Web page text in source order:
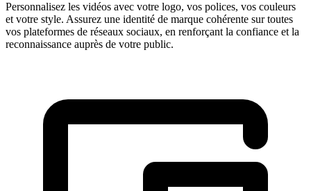
Personnalisez les vidéos avec votre logo, vos polices, vos couleurs
et votre style. Assurez une identité de marque cohérente sur toutes
vos plateformes de réseaux sociaux, en renforçant la confiance et la
reconnaissance auprès de votre public.